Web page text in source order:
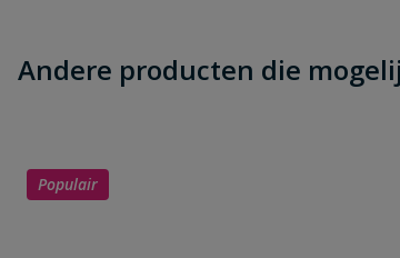
Andere producten die
Populair